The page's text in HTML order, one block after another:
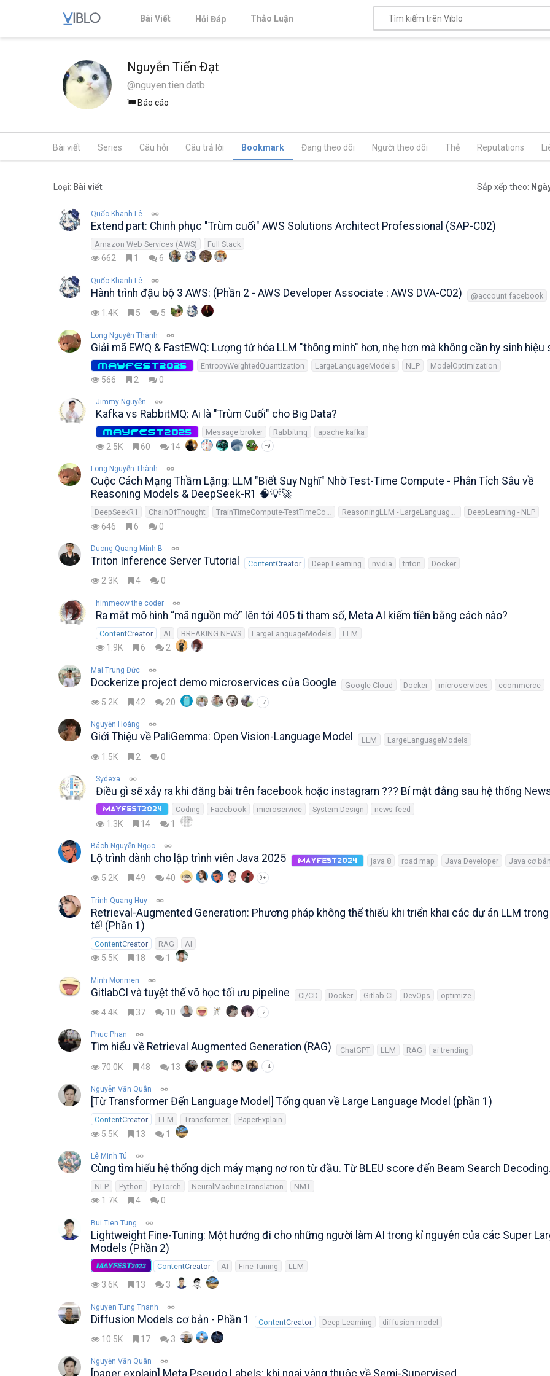
Bài Viết Hỏi Đáp Thảo Luận
Nguyễn Tiến Đạt
@nguyen.tien.datb
Báo cáo
Bài viết Series Câu hỏi Câu trả lời Bookmark Đang theo dõi Người theo dõi Thẻ Reputations
Loại: Bài viết Sắp xếp theo:
Quốc Khanh Lê
Extend part: Chinh phục "Trùm cuối" AWS Solutions Architect Professional (SAP-C02)
Amazon Web Services (AWS) Full Stack
662 1 6
Quốc Khanh Lê
Hành trình đậu bộ 3 AWS: (Phần 2 - AWS Developer Associate : AWS DVA-C02) @account facebook
1.4K 5 5
Long Nguyễn Thành
Giải mã EWQ & FastEWQ: Lượng tử hóa LLM "thông minh" hơn, nhẹ hơn mà không cần hy sinh hiệu
MAYFEST2025 EntropyWeightedQuantization LargeLanguageModels NLP ModelOptimization
566 2 0
Jimmy Nguyễn
Kafka vs RabbitMQ: Ai là "Trùm Cuối" cho Big Data?
MAYFEST2025 Message broker Rabbitmq apache kafka
2.5K 60 14 +9
Long Nguyễn Thành
Cuộc Cách Mạng Thầm Lặng: LLM "Biết Suy Nghĩ" Nhờ Test-Time Compute - Phân Tích Sâu về
Reasoning Models & DeepSeek-R1 🧠💡🚀
DeepSeekR1 ChainOfThought TrainTimeCompute-TestTimeCompute ReasoningLLM - LargeLanguageModels DeepLearning - NLP
646 6 0
Duong Quang Minh B
Triton Inference Server Tutorial ContentCreator Deep Learning nvidia triton Docker
2.3K 4 0
himmeow the coder
Ra mắt mô hình “mã nguồn mở” lên tới 405 tỉ tham số, Meta AI kiếm tiền bằng cách nào?
ContentCreator AI BREAKING NEWS LargeLanguageModels LLM
1.9K 6 2
Mai Trung Đức
Dockerize project demo microservices của Google Google Cloud Docker microservices ecommerce
5.2K 42 20 +7
Nguyễn Hoàng
Giới Thiệu về PaliGemma: Open Vision-Language Model LLM LargeLanguageModels
1.5K 2 0
Sydexa
Điều gì sẽ xảy ra khi đăng bài trên facebook hoặc instagram ??? Bí mật đằng sau hệ thống
MayFest2024 Coding Facebook microservice System Design news feed
1.3K 14 1
Bách Nguyễn Ngọc
Lộ trình dành cho lập trình viên Java 2025 MayFest2024 java 8 road map Java Developer Java cơ bản
5.2K 49 40 9+
Trinh Quang Huy
Retrieval-Augmented Generation: Phương pháp không thể thiếu khi triển khai các dự án LLM
tế! (Phần 1)
ContentCreator RAG AI
5.5K 18 1
Minh Monmen
GitlabCI và tuyệt thế võ học tối ưu pipeline CI/CD Docker Gitlab CI DevOps optimize
4.4K 37 10 +2
Phuc Phan
Tìm hiểu về Retrieval Augmented Generation (RAG) ChatGPT LLM RAG ai trending
70.0K 48 13 +4
Nguyễn Văn Quân
[Từ Transformer Đến Language Model] Tổng quan về Large Language Model (phần 1)
ContentCreator LLM Transformer PaperExplain
5.5K 13 1
Lê Minh Tú
Cùng tìm hiểu hệ thống dịch máy mạng nơ ron từ đầu. Từ BLEU score đến Beam Search Decoding.
NLP Python PyTorch NeuralMachineTranslation NMT
1.7K 4 0
Bui Tien Tung
Lightweight Fine-Tuning: Một hướng đi cho những người làm AI trong kỉ nguyên của các Super
Models (Phần 2)
MAYFEST2023 ContentCreator AI Fine Tuning LLM
3.6K 13 3
Nguyen Tung Thanh
Diffusion Models cơ bản - Phần 1 ContentCreator Deep Learning diffusion-model
10.5K 17 3
Nguyễn Văn Quân